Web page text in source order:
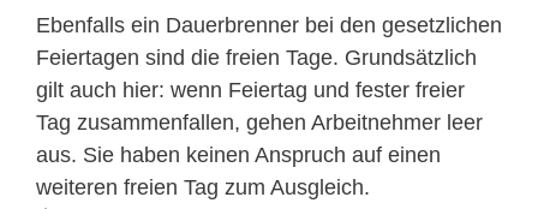
Ebenfalls ein Dauerbrenner bei den gesetzlichen
Feiertagen sind die freien Tage. Grundsätzlich
gilt auch hier: wenn Feiertag und fester freier
Tag zusammenfallen, gehen Arbeitnehmer leer
aus. Sie haben keinen Anspruch auf einen
weiteren freien Tag zum Ausgleich.